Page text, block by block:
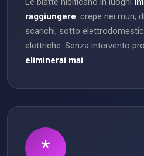
raggiungere: crepe nei muri,
scarichi, sotto
elettriche. Senza intervento
eliminerai mai.
*